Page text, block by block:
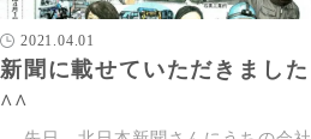
2021.04.01
新聞に載せていただきました
^^